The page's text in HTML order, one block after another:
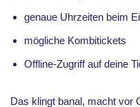
genaue Uhrzeiten beim
mögliche Kombitickets
Offline-Zugriff auf deine
Das klingt banal, macht vor